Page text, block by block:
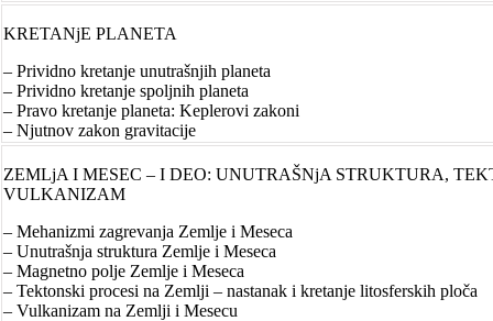
KRETANjE PLANETA
– Prividno kretanje unutrašnjih planeta
– Prividno kretanje spoljnih planeta
– Pravo kretanje planeta: Keplerovi zakoni
– Njutnov zakon gravitacije
ZEMLjA I MESEC – I DEO: UNUTRAŠNjA STRUKTURA,
VULKANIZAM
– Mehanizmi zagrevanja Zemlje i Meseca
– Unutrašnja struktura Zemlje i Meseca
– Magnetno polje Zemlje i Meseca
– Tektonski procesi na Zemlji – nastanak i kretanje litosferskih ploča
– Vulkanizam na Zemlji i Mesecu